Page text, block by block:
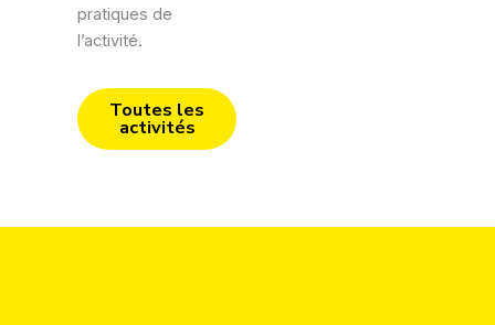
pratiques de
l’activité.
Toutes les
activités